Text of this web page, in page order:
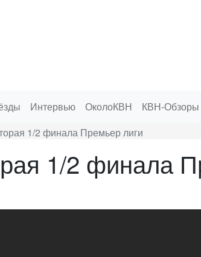
Интервью ОколоКВН КВН-Обзоры
1/2 финала Премьер лиги
1/2 финала